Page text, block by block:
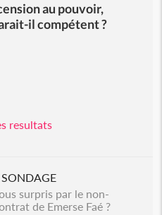
au pouvoir,
il compétent ?
resultats
SONDAGE
surpris par le non-
de Emerse Faé ?